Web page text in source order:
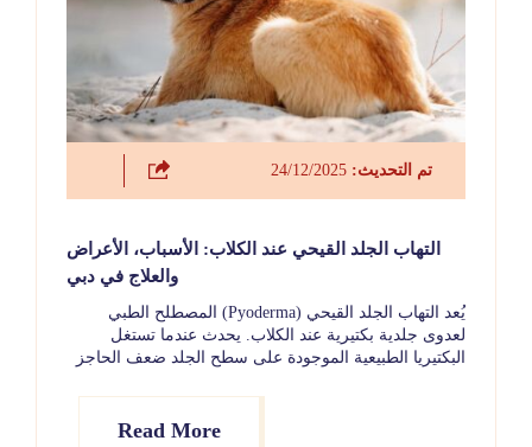
تم التحديث:
التهاب الجلد القيحي عند الكلاب: الأسباب، الأعراض
والعلاج في دبي
يُعد التهاب الجلد القيحي (Pyoderma) المصطلح الطبي
لعدوى جلدية بكتيرية عند الكلاب. يحدث عندما تستغل
البكتيريا الطبيعية الموجودة على سطح الجلد ضعف الحاجز
جدًا بين الكلاب من جميع السلالات والأعمار. وعلى الرغم
من أن التهاب الجلد القيحي قد يبدو مزعجًا أو شديدًا، فإن
Read More